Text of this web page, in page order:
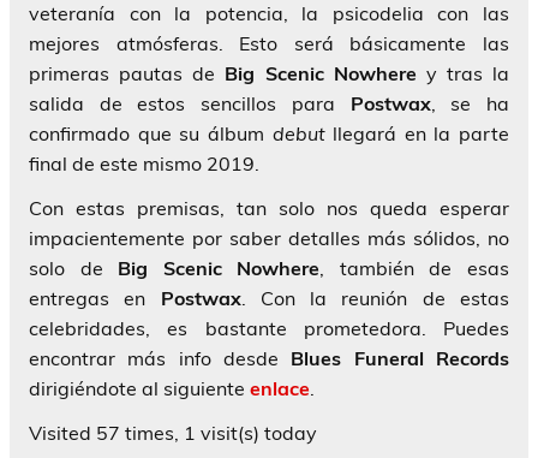
veteranía con la potencia, la psicodelia con las
mejores atmósferas. Esto será básicamente las
primeras pautas de Big Scenic Nowhere y tras la
salida de estos sencillos para Postwax, se ha
confirmado que su álbum debutllegará en la parte
final de este mismo 2019.
Con estas premisas, tan solo nos queda esperar
impacientemente por saber detalles más sólidos, no
solo de Big Scenic Nowhere, también de esas
entregas en Postwax. Con la reunión de estas
celebridades, es bastante prometedora. Puedes
encontrar más info desde Blues Funeral Records
dirigiéndote al siguiente enlace.
Visited 57 times, 1 visit(s) today